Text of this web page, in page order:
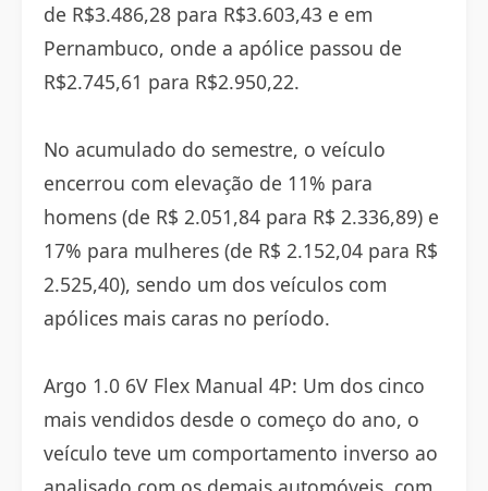
de R$3.486,28 para R$3.603,43 e em
Pernambuco, onde a apólice passou de
R$2.745,61 para R$2.950,22.
No acumulado do semestre, o veículo
encerrou com elevação de 11% para
homens (de R$ 2.051,84 para R$ 2.336,89) e
17% para mulheres (de R$ 2.152,04 para R$
2.525,40), sendo um dos veículos com
apólices mais caras no período.
Argo 1.0 6V Flex Manual 4P: Um dos cinco
mais vendidos desde o começo do ano, o
veículo teve um comportamento inverso ao